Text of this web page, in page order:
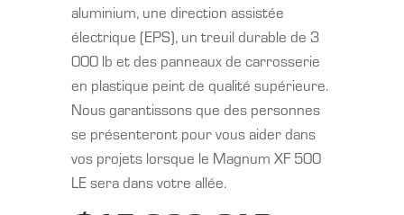
aluminium, une direction assistée
électrique (EPS), un treuil durable de 3
000 lb et des panneaux de carrosserie
en plastique peint de qualité supérieure.
Nous garantissons que des personnes
se présenteront pour vous aider dans
vos projets lorsque le Magnum XF 500
LE sera dans votre allée.